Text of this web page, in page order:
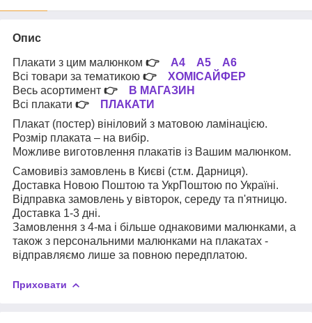
Опис
Плакати з цим малюнком 👉 А4 А5
А6
Всі товари за тематикою 👉 ХОМІСАЙФЕР
Весь асортимент 👉
В МАГАЗИН
Всі плакати 👉
ПЛАКАТИ
Плакат (постер) вініловий з матовою ламінацією.
Розмір плаката – на вибір.
Можливе виготовлення плакатів із Вашим малюнком.
Самовивіз замовлень в Києві (ст.м. Дарниця).
Доставка Новою Поштою та УкрПоштою по Україні.
Відправка замовлень у вівторок, середу та п'ятницю.
Доставка 1-3 дні.
Замовлення з 4-ма і більше однаковими малюнками, а
також з персональними малюнками на плакатах -
відправляємо лише за повною передплатою.
Приховати